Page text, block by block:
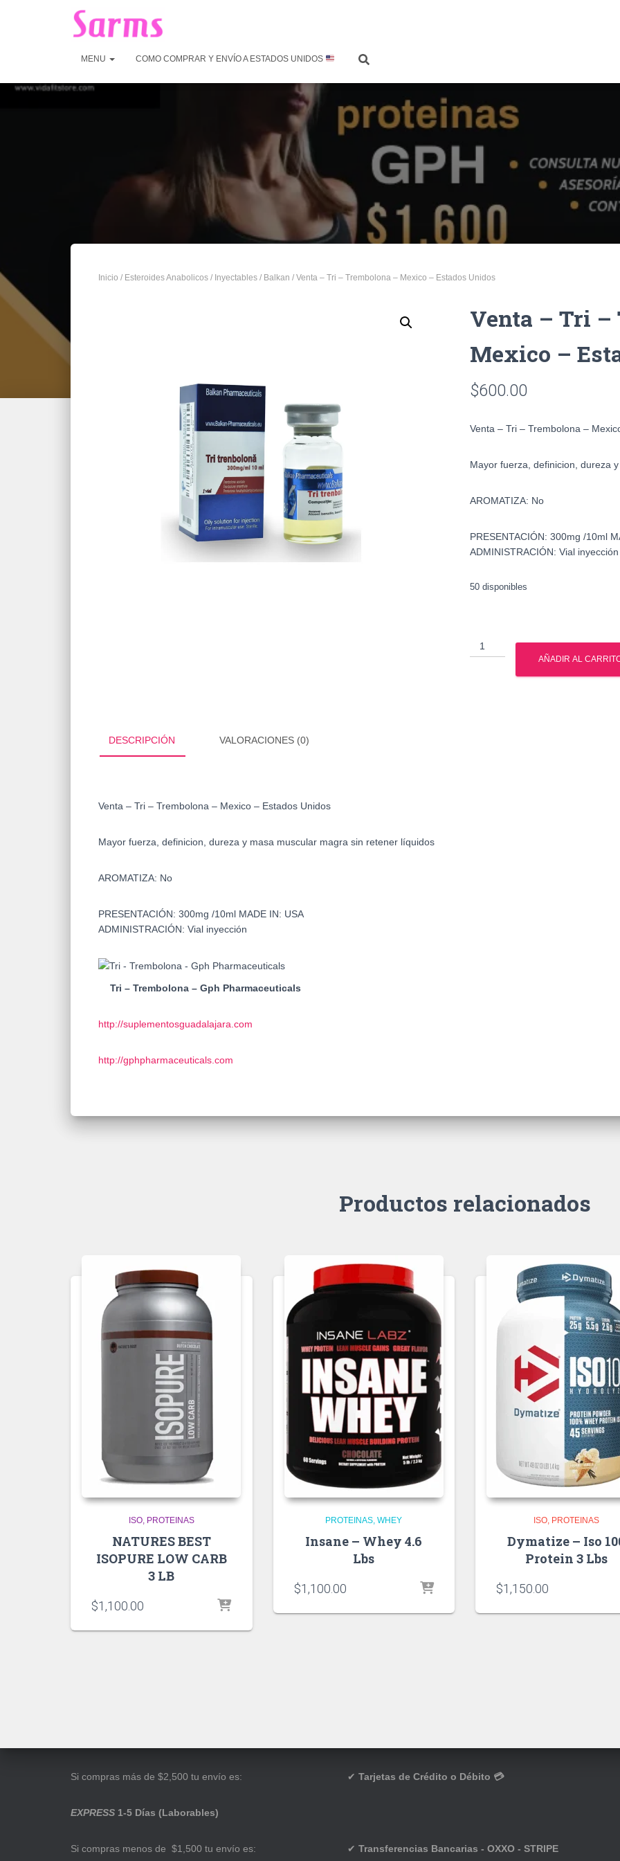
MENU COMO COMPRAR Y ENVÍO A ESTADOS UNIDOS
Inicio / Esteroides Anabolicos / Inyectables / Balkan / Venta – Tri – Trembolona – Mexico – Estados Unidos
Venta – Tri –
Mexico –
$600.00
Venta – Tri – Trembolona –
Mayor fuerza, definicion, dureza
AROMATIZA: No
PRESENTACIÓN: 300mg /10ml
ADMINISTRACIÓN: Vial inyección
50 disponibles
Venta
-
AÑADIR AL
DESCRIPCIÓN VALORACIONES (0)
Venta – Tri – Trembolona – Mexico – Estados Unidos
Mayor fuerza, definicion, dureza y masa muscular magra sin retener líquidos
AROMATIZA: No
PRESENTACIÓN: 300mg /10ml MADE IN: USA
ADMINISTRACIÓN: Vial inyección
Tri – Trembolona – Gph Pharmaceuticals
http://suplementosguadalajara.com
http://gphpharmaceuticals.com
Productos relacionados
ISO PROTEINAS
NATURES BEST
ISOPURE LOW CARB
3 LB
$1,100.00
PROTEINAS WHEY
Insane – Whey 4.6
Lbs
$1,100.00
ISO PROTEINAS
Dymatize – Iso
Protein 3 Lbs
$1,150.00
Si compras más de $2,500 tu envío es:
EXPRESS 1-5 Días (Laborables)
Si compras menos de $1,500 tu envío es:
✔ Tarjetas de Crédito o Débito 💳
✔ Transferencias Bancarias - OXXO - STRIPE